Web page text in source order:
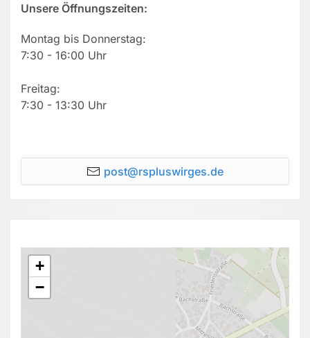
Unsere Öffnungszeiten:
Montag bis Donnerstag:
7:30 - 16:00 Uhr
Freitag:
7:30 - 13:30 Uhr
post@rspluswirges.de
+
−